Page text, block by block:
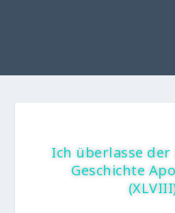
Ich überlasse
Geschichte